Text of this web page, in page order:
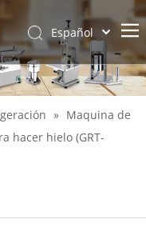
Español
English
» Maquina de
hacer hielo (GRT-